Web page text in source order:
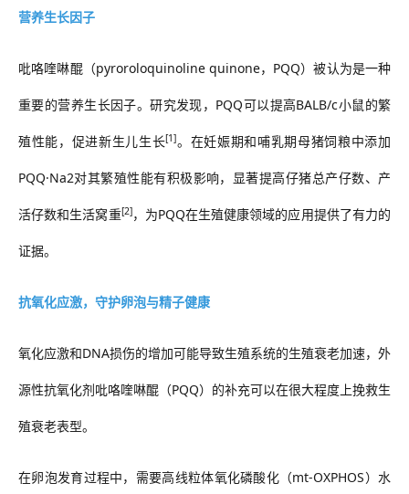
营养生长因子
吡咯喹啉醌（pyroroloquinoline quinone，PQQ）被认为是一种
重要的营养生长因子。研究发现，PQQ可以提高BALB/c小鼠的繁
殖性能，促进新生儿生长[1]。在妊娠期和哺乳期母猪饲粮中添加
PQQ·Na2对其繁殖性能有积极影响，显著提高仔猪总产仔数、产
活仔数和生活窝重[2]，为PQQ在生殖健康领域的应用提供了有力的
证据。
抗氧化应激，守护卵泡与精子健康
氧化应激和DNA损伤的增加可能导致生殖系统的生殖衰老加速，外
源性抗氧化剂吡咯喹啉醌（PQQ）的补充可以在很大程度上挽救生
殖衰老表型。
在卵泡发育过程中，需要高线粒体氧化磷酸化（mt-OXPHOS）水